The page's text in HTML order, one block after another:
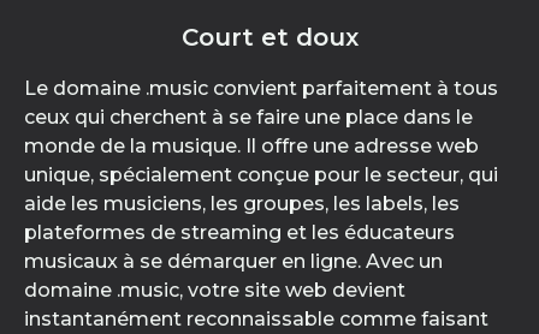
Court et doux
Le domaine .music convient parfaitement à tous
ceux qui cherchent à se faire une place dans le
monde de la musique. Il offre une adresse web
unique, spécialement conçue pour le secteur, qui
aide les musiciens, les groupes, les labels, les
plateformes de streaming et les éducateurs
musicaux à se démarquer en ligne. Avec un
domaine .music, votre site web devient
instantanément reconnaissable comme faisant